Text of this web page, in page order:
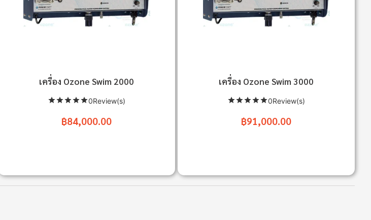
เครื่อง Ozone Swim 2000
0Review(s)
฿84,000.00
เครื่อง Ozone Swim 3000
0Review(s)
฿91,000.00